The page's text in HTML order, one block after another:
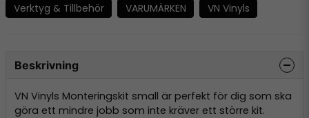
Verktyg & Tillbehör
VARUMÄRKEN VN Vinyls
Beskrivning
VN Vinyls Monteringskit small är perfekt för dig som ska
göra ett mindre jobb som inte kräver ett större kit.